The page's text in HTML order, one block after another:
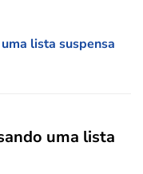
lista suspensa
uma lista